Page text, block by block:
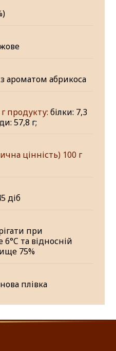
ароматом абрикоса
продукту: білки: 7,3
57,8 г;
цінність) 100 г
діб
при
та відносній
75%
плівка